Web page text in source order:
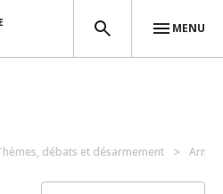
MENU
débats et désarmement